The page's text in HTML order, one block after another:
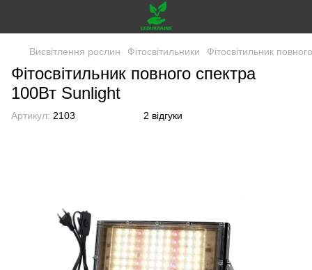
Висвітлення рослин Фітосвітильники Фітосвітильник
Фітосвітильник повного спектра
100Вт Sunlight
Артикул: 2103 2 відгуки